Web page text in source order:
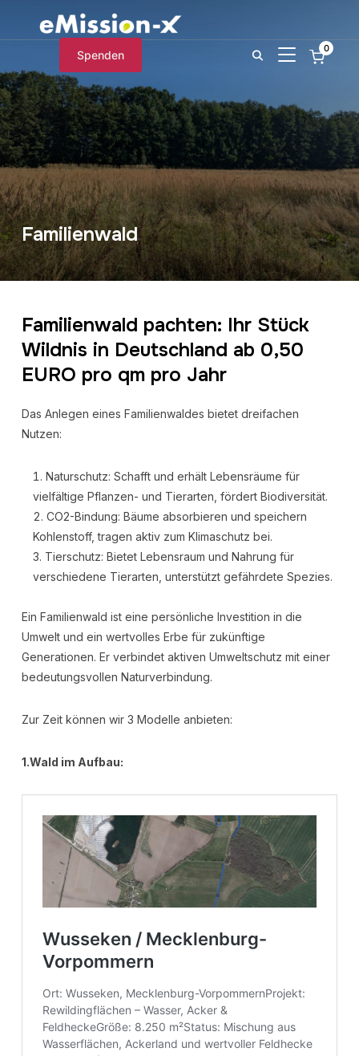
Spenden 0
Familienwald
Familienwald pachten: Ihr Stück
Wildnis in Deutschland ab 0,50
EURO pro qm pro Jahr
Das Anlegen eines Familienwaldes bietet dreifachen
Nutzen:
Naturschutz: Schafft und erhält Lebensräume für
vielfältige Pflanzen- und Tierarten, fördert Biodiversität.
CO2-Bindung: Bäume absorbieren und speichern
Kohlenstoff, tragen aktiv zum Klimaschutz bei.
Tierschutz: Bietet Lebensraum und Nahrung für
verschiedene Tierarten, unterstützt gefährdete Spezies.
Ein Familienwald ist eine persönliche Investition in die
Umwelt und ein wertvolles Erbe für zukünftige
Generationen. Er verbindet aktiven Umweltschutz mit einer
bedeutungsvollen Naturverbindung.
Zur Zeit können wir 3 Modelle anbieten:
1.Wald im Aufbau: